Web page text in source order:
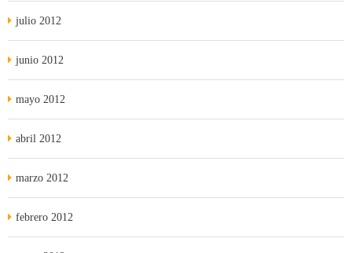
julio 2012
junio 2012
mayo 2012
abril 2012
marzo 2012
febrero 2012